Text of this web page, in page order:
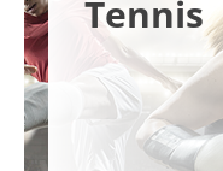
Tennis